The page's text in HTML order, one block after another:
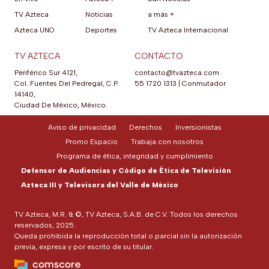
TV Azteca
Azteca UNO
Noticias
Deportes
a más +
TV Azteca Internacional
TV AZTECA
Periférico Sur 4121,
Col. Fuentes Del Pedregal, C.P.
14140,
Ciudad De México, México.
CONTACTO
contacto@tvazteca.com
55 1720 1313
Conmutador
TV Azteca, M.R. & ©, TV Azteca, S.A.B. de C.V. Todos los derechos
reservados, 2025.
Queda prohibida la reproducción total o parcial sin la autorización
previa, expresa y por escrito de su titular.
Aviso de privacidad Derechos
Inversionistas
Promo Espacio
Trabaja con nosotros
Programa de ética, integridad y cumplimiento
Defensor de Audiencias y Código de Ética de Televisión
Azteca III y Televisora del Valle de México